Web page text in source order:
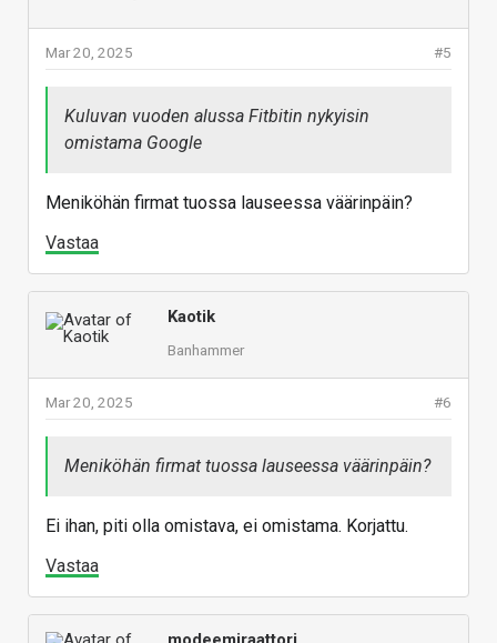
#5
Mar 20, 2025
Kuluvan vuoden alussa Fitbitin nykyisin
omistama Google
Meniköhän firmat tuossa lauseessa väärinpäin?
Vastaa
Kaotik
Banhammer
#6
Mar 20, 2025
Meniköhän firmat tuossa lauseessa väärinpäin?
Ei ihan, piti olla omistava, ei omistama. Korjattu.
Vastaa